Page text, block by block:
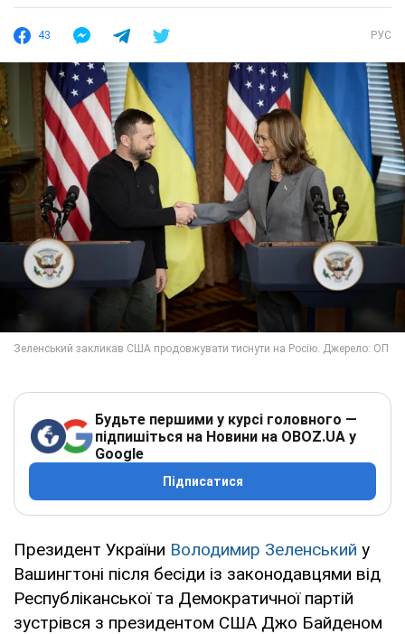
43 РУС
Будьте першими у курсі головного —
підпишіться на Новини на OBOZ.UA у
Google
Підписатися
Президент України Володимир Зеленський у
Вашингтоні після бесіди із законодавцями від
Республіканської та Демократичної партій
зустрівся з президентом США Джо Байденом